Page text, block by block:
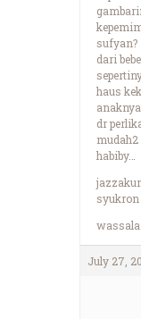
sufyan?
dari
haus
dr
mudah2
habiby…
July 27,